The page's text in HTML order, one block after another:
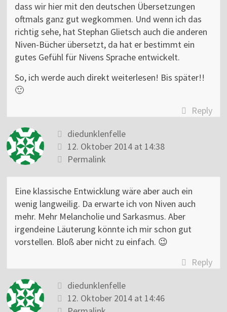
dass wir hier mit den deutschen Übersetzungen
oftmals ganz gut wegkommen. Und wenn ich das
richtig sehe, hat Stephan Glietsch auch die anderen
Niven-Bücher übersetzt, da hat er bestimmt ein
gutes Gefühl für Nivens Sprache entwickelt.
So, ich werde auch direkt weiterlesen! Bis später!!
🙂
Reply
diedunklenfelle
12. Oktober 2014 at 14:38
Permalink
Eine klassische Entwicklung wäre aber auch ein
wenig langweilig. Da erwarte ich von Niven auch
mehr. Mehr Melancholie und Sarkasmus. Aber
irgendeine Läuterung könnte ich mir schon gut
vorstellen. Bloß aber nicht zu einfach. 😉
Reply
diedunklenfelle
12. Oktober 2014 at 14:46